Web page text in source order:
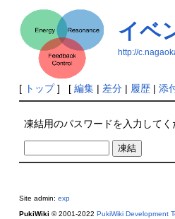
イベ
http://
[ トップ] [ 編集| 差分| 履歴| 添
凍結用のパスワードを入力してく
Site admin: exp
PukiWiki © 2001-2022 PukiWiki Development